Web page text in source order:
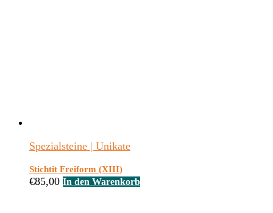
Spezialsteine | Unikate
Stichtit Freiform (XIII)
€85,00 In den Warenkorb